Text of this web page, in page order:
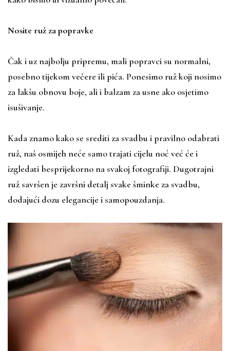
Nosite ruž za popravke
Čak i uz najbolju pripremu, mali popravci su normalni,
posebno tijekom večere ili pića. Ponesimo ruž koji nosimo
za lakšu obnovu boje, ali i balzam za usne ako osjetimo
isušivanje.
Kada znamo kako se srediti za svadbu i pravilno odabrati
ruž, naš osmijeh neće samo trajati cijelu noć već će i
izgledati besprijekorno na svakoj fotografiji. Dugotrajni
ruž savršen je završni detalj svake šminke za svadbu,
dodajući dozu elegancije i samopouzdanja.